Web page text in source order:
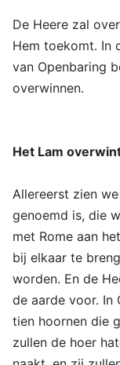
De Heere zal
Hem toekomt. In
van Openbaring
overwinnen.
Het Lam
Allereerst zien
genoemd is, die
met Rome aan
bij elkaar te
worden. En de
de aarde voor. In
tien hoornen die
zullen de hoer